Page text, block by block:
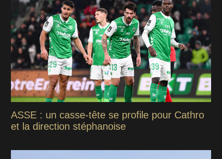
ASSE : un casse-tête se profile pour Cathro
et la direction stéphanoise